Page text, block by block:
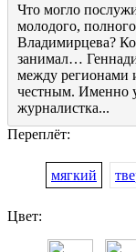
Что могло
молодого,
Владимирцева?
занимал…
между регионами
честным. Именно
журналистка...
Переплёт:
мягкий
Цвет: